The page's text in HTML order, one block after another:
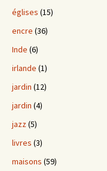
églises (15)
encre (36)
Inde (6)
irlande (1)
jardin (12)
jardin (4)
jazz(5)
livres (3)
maisons (59)